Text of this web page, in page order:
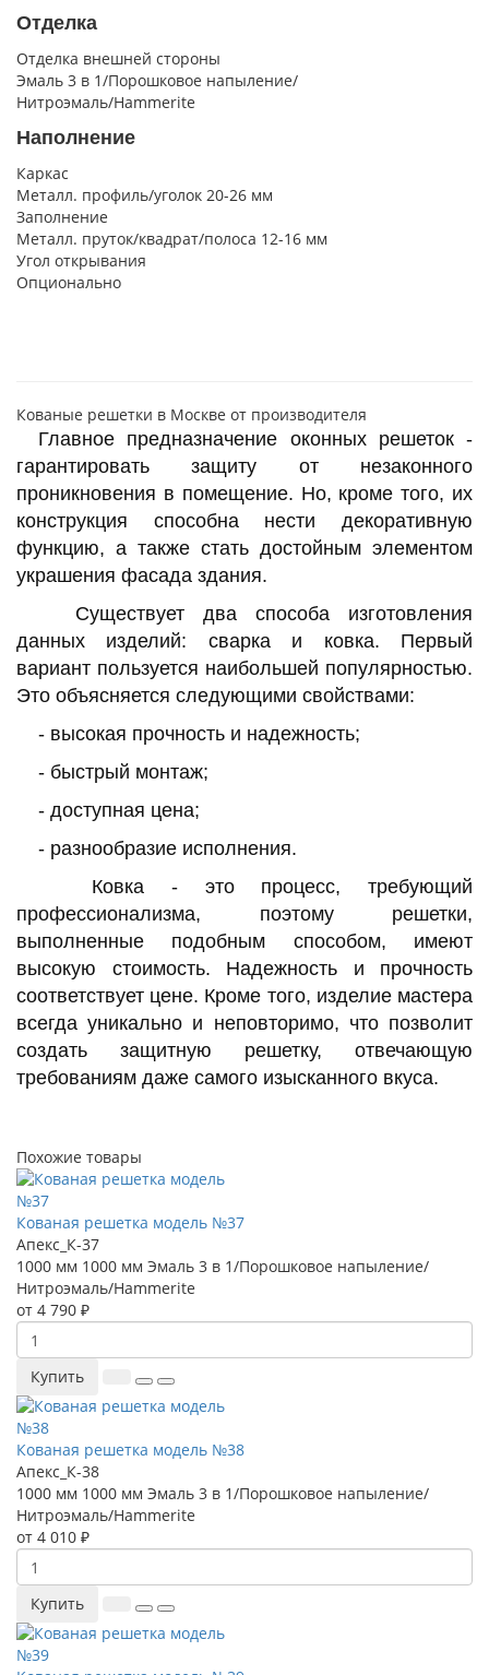
Отделка
Отделка внешней стороны
Эмаль 3 в 1/Порошковое напыление/
Нитроэмаль/Hammerite
Наполнение
Каркас
Металл. профиль/уголок 20-26 мм
Заполнение
Металл. пруток/квадрат/полоса 12-16 мм
Угол открывания
Опционально
Кованые решетки в Москве от производителя
Главное предназначение оконных решеток -
гарантировать защиту от незаконного
проникновения в помещение. Но, кроме того, их
конструкция способна нести декоративную
функцию, а также стать достойным элементом
украшения фасада здания.
Существует два способа изготовления
данных изделий: сварка и ковка. Первый
вариант пользуется наибольшей популярностью.
Это объясняется следующими свойствами:
- высокая прочность и надежность;
- быстрый монтаж;
- доступная цена;
- разнообразие исполнения.
Ковка - это процесс, требующий
профессионализма, поэтому решетки,
выполненные подобным способом, имеют
высокую стоимость. Надежность и прочность
соответствует цене. Кроме того, изделие мастера
всегда уникально и неповторимо, что позволит
создать защитную решетку, отвечающую
требованиям даже самого изысканного вкуса.
Похожие товары
Кованая решетка модель №37
Апекс_К-37
1000 мм 1000 мм Эмаль 3 в 1/Порошковое напыление/
Нитроэмаль/Hammerite
от 4 790 ₽
Купить
Кованая решетка модель №38
Апекс_К-38
1000 мм 1000 мм Эмаль 3 в 1/Порошковое напыление/
Нитроэмаль/Hammerite
от 4 010 ₽
Купить